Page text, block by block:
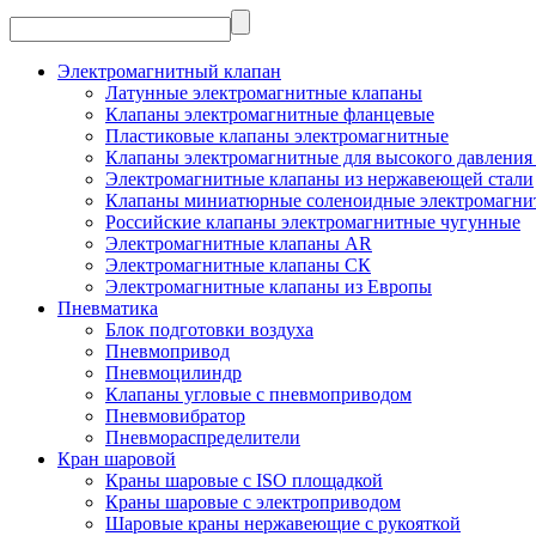
Электромагнитный клапан
Латунные электромагнитные клапаны
Клапаны электромагнитные фланцевые
Пластиковые клапаны электромагнитные
Клапаны электромагнитные для высокого давления
Электромагнитные клапаны из нержавеющей стали
Клапаны миниатюрные соленоидные
Российские клапаны электромагнитные чугунные
Электромагнитные клапаны AR
Электромагнитные клапаны СК
Электромагнитные клапаны из Европы
Пневматика
Блок подготовки воздуха
Пневмопривод
Пневмоцилиндр
Клапаны угловые с пневмоприводом
Пневмовибратор
Пневмораспределители
Кран шаровой
Краны шаровые с ISO площадкой
Краны шаровые с электроприводом
Шаровые краны нержавеющие с рукояткой